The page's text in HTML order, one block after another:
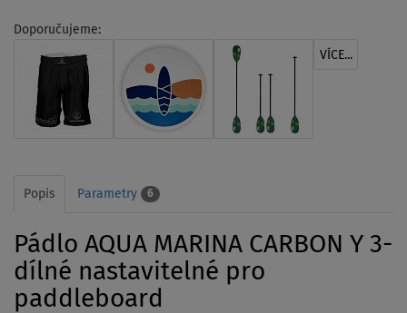
Doporučujeme:
VÍCE...
Popis Parametry 6
Pádlo AQUA MARINA CARBON Y 3-
dílné nastavitelné pro
paddleboard